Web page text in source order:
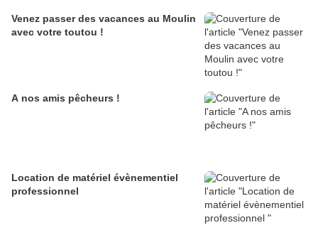
Venez passer des vacances au Moulin
avec votre toutou !
A nos amis pêcheurs !
Location de matériel évènementiel
professionnel